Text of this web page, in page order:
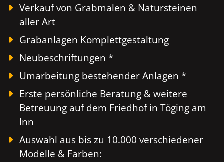
Verkauf von Grabmalen & Natursteinen
aller Art
Grabanlagen Komplettgestaltung
Neubeschriftungen *
Umarbeitung bestehender Anlagen *
Erste persönliche Beratung & weitere
Betreuung auf dem Friedhof in Töging am
Inn
Auswahl aus bis zu 10.000 verschiedener
Modelle & Farben: